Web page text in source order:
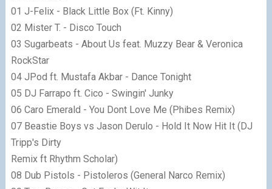
01 J-Felix - Black Little Box (Ft. Kinny)
02 Mister T. - Disco Touch
03 Sugarbeats - About Us feat. Muzzy Bear & Veronica
RockStar
04 JPod ft. Mustafa Akbar - Dance Tonight
05 DJ Farrapo ft. Cico - Swingin' Junky
06 Caro Emerald - You Dont Love Me (Phibes Remix)
07 Beastie Boys vs Jason Derulo - Hold It Now Hit It (DJ
Tripp's Dirty
Remix ft Rhythm Scholar)
08 Dub Pistols - Pistoleros (General Narco Remix)